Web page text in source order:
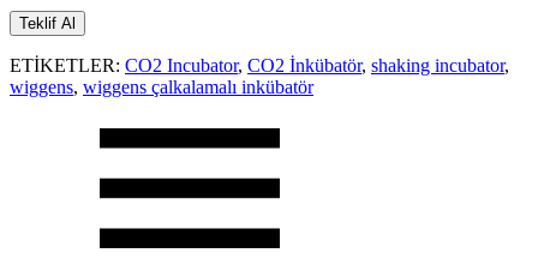
ETİKETLER: CO2 Incubator, CO2 İnkübatör, shaking incubator,
wiggens, wiggens çalkalamalı inkübatör